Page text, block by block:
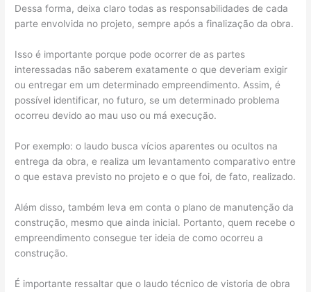
Dessa forma, deixa claro todas as responsabilidades de cada
parte envolvida no projeto, sempre após a finalização da obra.
Isso é importante porque pode ocorrer de as partes
interessadas não saberem exatamente o que deveriam exigir
ou entregar em um determinado empreendimento. Assim, é
possível identificar, no futuro, se um determinado problema
ocorreu devido ao mau uso ou má execução.
Por exemplo: o laudo busca vícios aparentes ou ocultos na
entrega da obra, e realiza um levantamento comparativo entre
o que estava previsto no projeto e o que foi, de fato, realizado.
Além disso, também leva em conta o plano de manutenção da
construção, mesmo que ainda inicial. Portanto, quem recebe o
empreendimento consegue ter ideia de como ocorreu a
construção.
É importante ressaltar que o laudo técnico de vistoria de obra